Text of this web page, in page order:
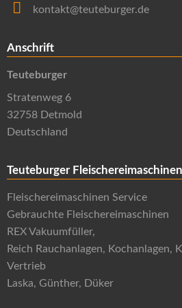
kontakt@teuteburger.de
Anschrift
Teuteburger
Stratenweg 6
32758 Detmold
Deutschland
Teuteburger Fleischereimaschinen
Fleischereimaschinen Service
Gebrauchte Fleischereimaschinen
REX Vakuumfüller,
Reich Rauchanlagen, Kochanlagen,
Vertrieb
Laska, Günther, Düker